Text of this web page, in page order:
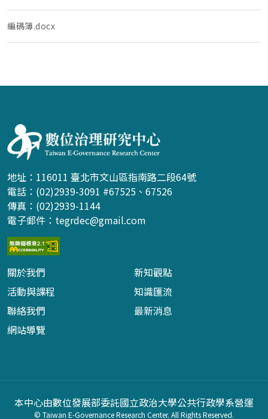
編碼簿.docx
地址：116011 臺北市文山區指南路二段64號
電話：(02)2939-3091 #67525、67526
傳真：(02)2939-1144
電子郵件： tegrdec@gmail.com
關於我們
新知觀點
活動與課程
知識匯流
聯絡我們
最新消息
網站導覽
本中心由數位發展部委託國立政治大學公共行政學系營運
© Taiwan E-Governance Research Center. All Rights Reserved.